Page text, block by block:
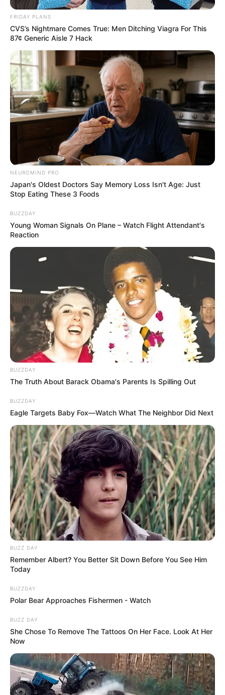
FRIDAY PLANS
CVS’s Nightmare Comes True: Men Ditching Viagra For This
87¢ Generic Aisle 7 Hack
NEUROMIND PRO
Japan's Oldest Doctors Say Memory Loss Isn't Age: Just
Stop Eating These 3 Foods
BUZZDAY
Young Woman Signals On Plane – Watch Flight Attendant's
Reaction
BUZZDAY
The Truth About Barack Obama's Parents Is Spilling Out
BUZZDAY
Eagle Targets Baby Fox—Watch What The Neighbor Did Next
BUZZ DAY
Remember Albert? You Better Sit Down Before You See Him
Today
BUZZDAY
Polar Bear Approaches Fishermen - Watch
BUZZ DAY
She Chose To Remove The Tattoos On Her Face. Look At Her
Now